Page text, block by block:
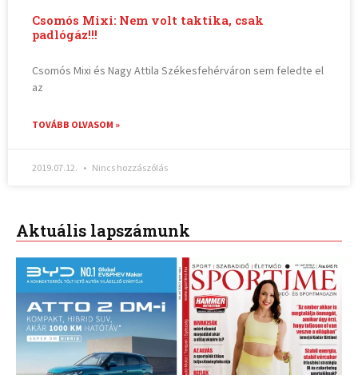
Csomós Mixi: Nem volt taktika, csak
padlógáz!!!
Csomós Mixi és Nagy Attila Székesfehérváron sem feledte el
az
TOVÁBB OLVASOM »
2019.07.12. Nincs hozzászólás
Aktuális lapszámunk